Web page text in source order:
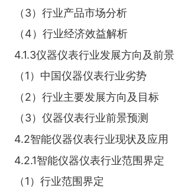
（3）行业产品市场分析
（4）行业经济效益解析
4.1.3仪器仪表行业发展方向及前景
（1）中国仪器仪表行业劣势
（2）行业主要发展方向及目标
（3）仪器仪表行业前景预测
4.2智能仪器仪表行业现状及应用
4.2.1智能仪器仪表行业范围界定
（1）行业范围界定